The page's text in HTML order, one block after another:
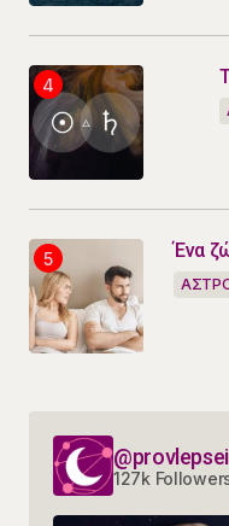
Ένα
127k